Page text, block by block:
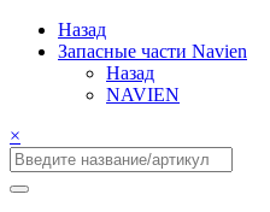
Назад
Запасные части Navien
Назад
NAVIEN
×